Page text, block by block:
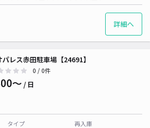
詳細へ
パレス赤田駐車場【24691】
0 / 0件
〜 / 日
タイプ
再入庫